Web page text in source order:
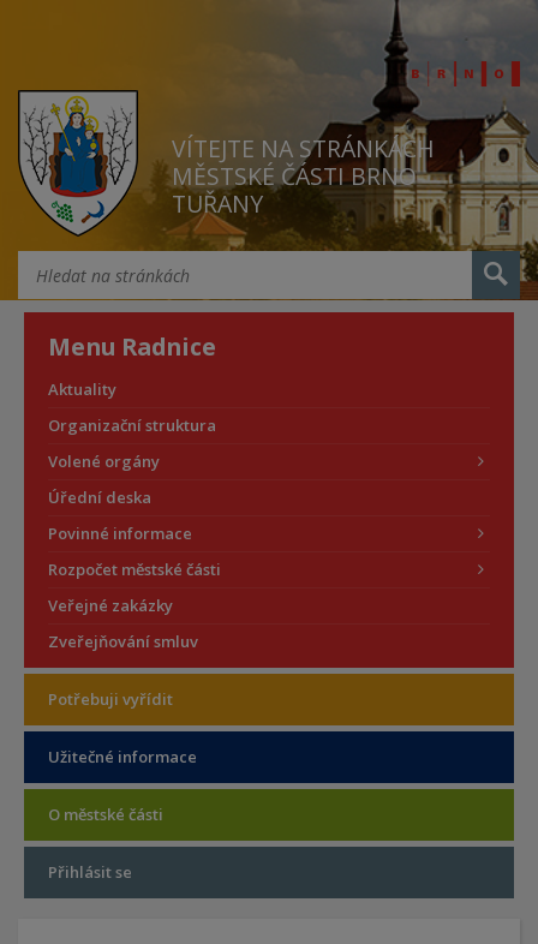
VÍTEJTE NA STRÁNKÁCH
MĚSTSKÉ ČÁSTI BRNO
TUŘANY
Menu Radnice
Aktuality
Organizační struktura
Volené orgány
Úřední deska
Povinné informace
Rozpočet městské části
Veřejné zakázky
Zveřejňování smluv
Potřebuji vyřídit
Užitečné informace
O městské části
Přihlásit se